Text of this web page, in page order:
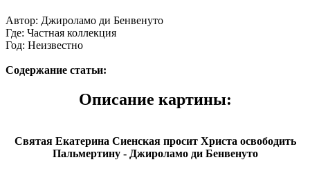
Автор: Джироламо ди Бенвенуто
Где: Частная коллекция
Год: Неизвестно
Содержание статьи:
Описание картины:
Святая Екатерина Сиенская просит Христа освободить
Пальмертину - Джироламо ди Бенвенуто